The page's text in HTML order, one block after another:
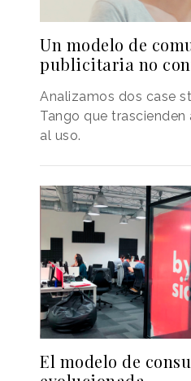
Un modelo de
publicitaria no
Analizamos dos case
Tango que
al uso.
El modelo de